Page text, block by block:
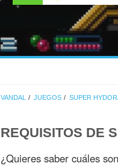
VANDAL JUEGOS SUPER
REQUISITOS DE
¿Quieres saber cuáles